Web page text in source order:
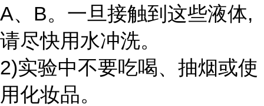
A、B。一旦接触到这些液体,
请尽快用水冲洗。
2)实验中不要吃喝、抽烟或使
用化妆品。